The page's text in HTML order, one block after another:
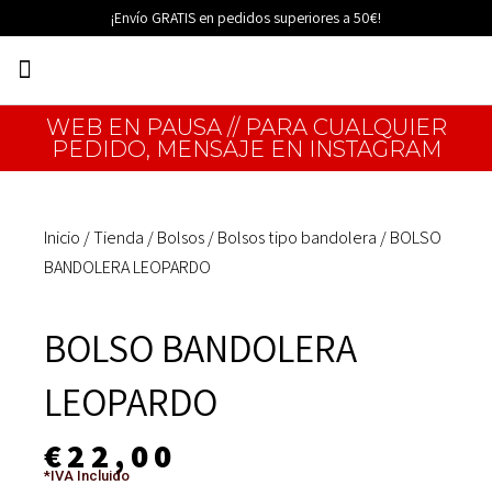
al
contenido
¡Envío GRATIS en pedidos superiores a 50€!
Menú
WEB EN PAUSA // PARA CUALQUIER
PEDIDO, MENSAJE EN INSTAGRAM
Inicio /Tienda /Bolsos/Bolsos tipo bandolera / BOLSO
BANDOLERA LEOPARDO
BOLSO BANDOLERA
LEOPARDO
€22,00
*IVA Incluido